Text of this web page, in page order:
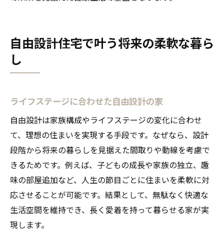
自由設計住宅で叶う将来の柔軟な暮ら
し
ライフステージに合わせた自由設計の家
自由設計は家族構成やライフステージの変化に合わせ
て、理想の住まいを実現する手段です。なぜなら、設計
段階から将来の暮らしを見据えた間取りや動線を考慮で
きるためです。例えば、子どもの成長や家族の独立、趣
味の部屋追加など、人生の節目ごとに住まいを柔軟に対
応させることが可能です。結果として、無駄なく快適な
生活空間を維持でき、長く愛着を持って暮らせる家が実
現します。